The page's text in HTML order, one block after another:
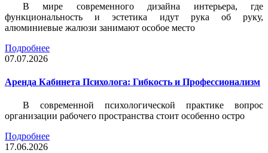
В мире современного дизайна интерьера, где
функциональность и эстетика идут рука об руку,
алюминиевые жалюзи занимают особое место
Подробнее
07.07.2026
Аренда Кабинета Психолога: Гибкость и Профессионализм
В современной психологической практике вопрос
организации рабочего пространства стоит особенно остро
Подробнее
17.06.2026